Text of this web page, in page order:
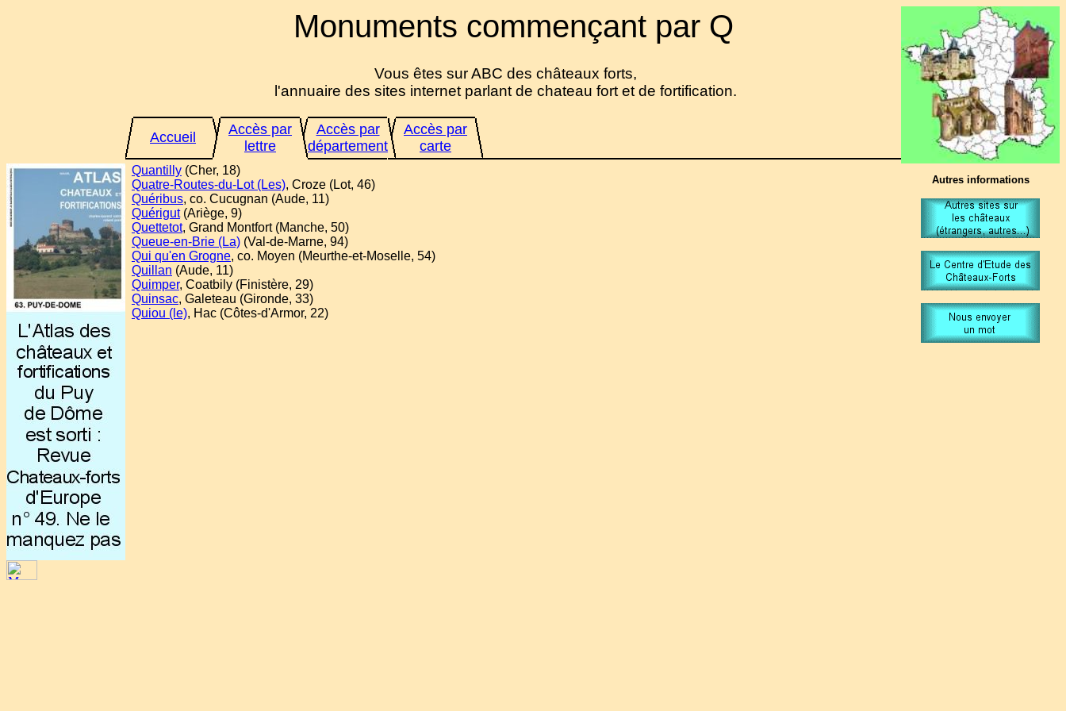
Monuments commençant par Q
Vous êtes sur ABC des châteaux forts,
l'annuaire des sites internet parlant de chateau fort et de fortification.
Accueil
Accès par
lettre
Accès par
département
Accès par
carte
Quantilly (Cher, 18)
Quatre-Routes-du-Lot (Les), Croze (Lot, 46)
Quéribus, co. Cucugnan (Aude, 11)
Quérigut(Ariège, 9)
Quettetot, Grand Montfort (Manche, 50)
Queue-en-Brie (La) (Val-de-Marne, 94)
Qui qu'en Grogne, co. Moyen (Meurthe-et-Moselle, 54)
Quillan (Aude, 11)
Quimper, Coatbily (Finistère, 29)
Quinsac, Galeteau (Gironde, 33)
Quiou (le), Hac (Côtes-d'Armor, 22)
Autres informations